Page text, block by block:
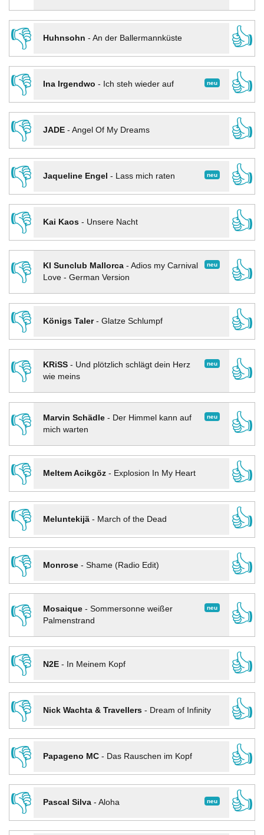
👎
Huhnsohn - An der Ballermannküste
👍
👎
neu
Ina Irgendwo - Ich steh wieder auf
👍
👎
JADE- Angel Of My Dreams
👍
👎
neu
Jaqueline Engel - Lass mich raten
👍
👎
Kai Kaos- Unsere Nacht
👍
👎
neu
KI Sunclub Mallorca- Adios my Carnival
Love - German Version
👍
👎
Königs Taler- Glatze Schlumpf
👍
👎
neu
KRiSS- Und plötzlich schlägt dein Herz
wie meins
👍
👎 neu
Marvin Schädle- Der Himmel kann auf
mich warten
👍
👎
Meltem Acikgöz- Explosion In My Heart
👍
👎
Meluntekijä- March of the Dead
👍
👎
Monrose- Shame (Radio Edit)
👍
👎
neu
Mosaique- Sommersonne weißer
Palmenstrand
👍
👎
N2E- In Meinem Kopf
👍
👎
Nick Wachta & Travellers- Dream of Infinity
👍
👎
Papageno MC- Das Rauschen im Kopf
👍
👎
neu
Pascal Silva- Aloha
👍